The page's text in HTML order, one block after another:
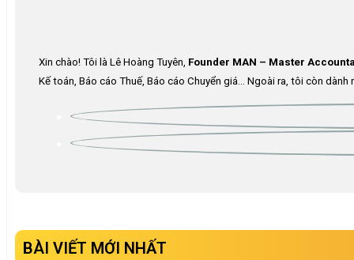
Xin chào! Tôi là Lê Hoàng Tuyên, Founder MAN – Master
Kế toán, Báo cáo Thuế, Báo cáo Chuyển giá… Ngoài ra, tôi còn
BÀI VIẾT MỚI NHẤT